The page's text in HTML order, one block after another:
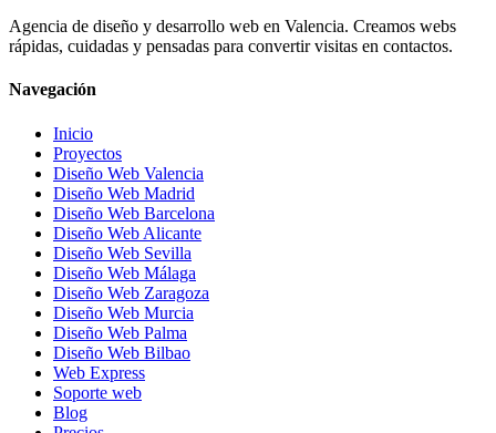
Agencia de diseño y desarrollo web en Valencia. Creamos webs
rápidas, cuidadas y pensadas para convertir visitas en contactos.
Navegación
Inicio
Proyectos
Diseño Web Valencia
Diseño Web Madrid
Diseño Web Barcelona
Diseño Web Alicante
Diseño Web Sevilla
Diseño Web Málaga
Diseño Web Zaragoza
Diseño Web Murcia
Diseño Web Palma
Diseño Web Bilbao
Web Express
Soporte web
Blog